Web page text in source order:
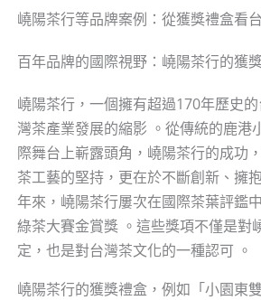
嶢陽茶行等品牌案例：從獲獎禮盒看
百年品牌的國際視野：嶢陽茶行的獲
嶢陽茶行，一個擁有超過170年歷史
灣茶產業發展的縮影 。從傳統的鹿港
際舞台上嶄露頭角，嶢陽茶行的成功
茶工藝的堅持，更在於不斷創新、擁
年來，嶢陽茶行屢次在國際茶葉評鑑
綠茶大賽金賞獎 。這些獎項不僅是對
定，也是對台灣茶文化的一種認可 。
嶢陽茶行的獲獎禮盒，例如「小園東